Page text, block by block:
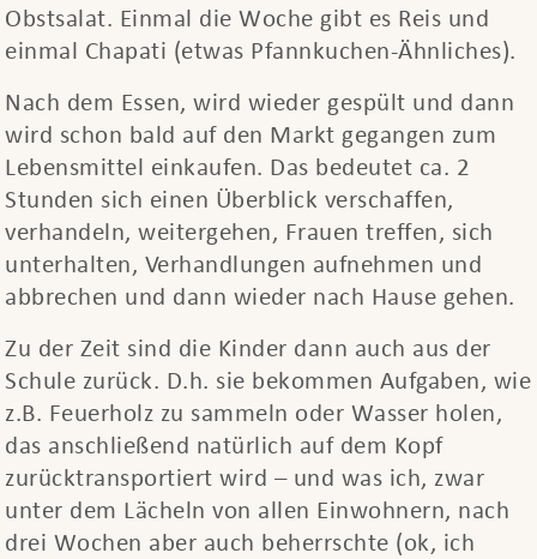
Obstsalat. Einmal die Woche gibt es Reis und
einmal Chapati (etwas Pfannkuchen-Ähnliches).
Nach dem Essen, wird wieder gespült und dann
wird schon bald auf den Markt gegangen zum
Lebensmittel einkaufen. Das bedeutet ca. 2
Stunden sich einen Überblick verschaffen,
verhandeln, weitergehen, Frauen treffen, sich
unterhalten, Verhandlungen aufnehmen und
abbrechen und dann wieder nach Hause gehen.
Zu der Zeit sind die Kinder dann auch aus der
Schule zurück. D.h. sie bekommen Aufgaben, wie
z.B. Feuerholz zu sammeln oder Wasser holen,
das anschließend natürlich auf dem Kopf
zurücktransportiert wird – und was ich, zwar
unter dem Lächeln von allen Einwohnern, nach
drei Wochen aber auch beherrschte (ok, ich